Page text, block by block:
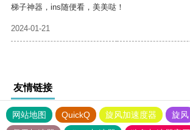
梯子神器，ins随便看，美美哒！
2024-01-21
友情链接
网站地图 QuickQ 旋风加速度器 旋风